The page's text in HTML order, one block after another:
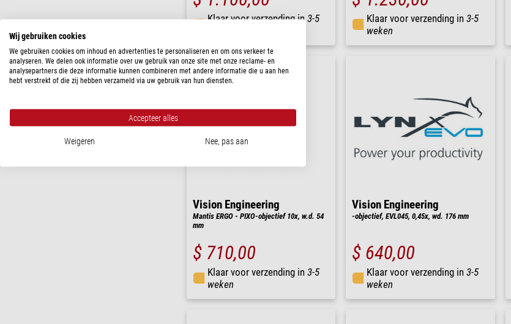
Klaar voor verzending in3-5
Klaar voor verzending in 3-5
weken
Vision Engineering
Mantis ERGO - PIXO-objectief 10x, w.d. 54
mm
$ 710,00
Klaar voor verzending in 3-5
weken
Vision Engineering
-objectief, EVL045, 0,45x, wd. 176 mm
$ 640,00
Klaar voor verzending in 3-5
weken
Wij gebruiken cookies
We gebruiken cookies om inhoud en advertenties te personaliseren en om ons verkeer te
analyseren. We delen ook informatie over uw gebruik van onze site met onze reclame- en
analysepartners die deze informatie kunnen combineren met andere informatie die u aan hen
hebt verstrekt of die zij hebben verzameld via uw gebruik van hun diensten.
Accepteer alles
Weigeren Nee, pas aan